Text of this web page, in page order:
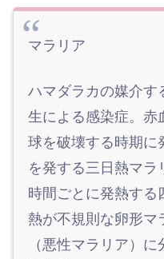
マラリア
ハマダラカの媒介す
生による感染症。赤
球を破壊する時期に
を発する三日熱マラ
時間ごとに発熱する
熱が不規則な卵形マ
（悪性マラリア）